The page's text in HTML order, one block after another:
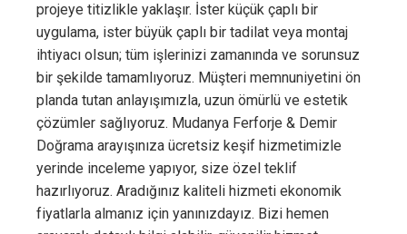
projeye titizlikle yaklaşır. İster küçük çaplı bir
uygulama, ister büyük çaplı bir tadilat veya montaj
ihtiyacı olsun; tüm işlerinizi zamanında ve sorunsuz
bir şekilde tamamlıyoruz. Müşteri memnuniyetini ön
planda tutan anlayışımızla, uzun ömürlü ve estetik
çözümler sağlıyoruz. Mudanya Ferforje & Demir
Doğrama arayışınıza ücretsiz keşif hizmetimizle
yerinde inceleme yapıyor, size özel teklif
hazırlıyoruz. Aradığınız kaliteli hizmeti ekonomik
fiyatlarla almanız için yanınızdayız. Bizi hemen